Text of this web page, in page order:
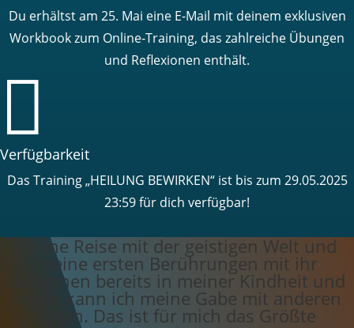
Du erhältst am 25. Mai eine E-Mail mit deinem exklusiven
Workbook zum Online-Training, das zahlreiche Übungen
und Reflexionen enthält.

Verfügbarkeit
Das Training „HEILUNG BEWIRKEN“ ist bis zum 29.05.2025
23:59 für dich verfügbar!
Meine Reise mit der geistigen Welt und
meine ersten Berührungen mit ihr
begannen bereits in meiner Kindheit und
heute kann ich meine Gabe mit anderen
teilen. Das ist für mich das Größte